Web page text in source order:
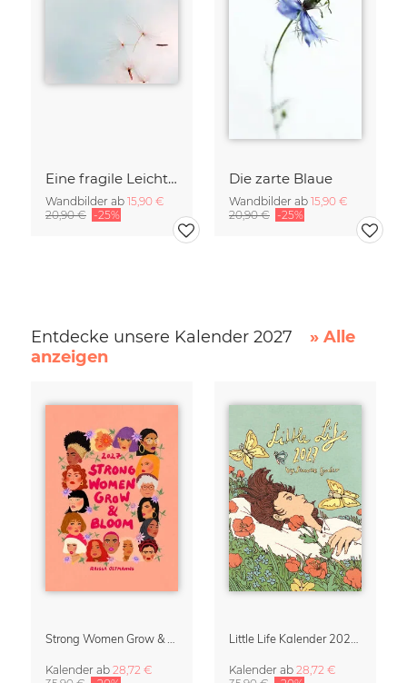
Eine fragile Leichtigkeit
Wandbilder ab 15,90 €
20,90 € -25%
Die zarte Blaue
Wandbilder ab 15,90 €
20,90 € -25%
Entdecke unsere Kalender 2027
» Alle
anzeigen
Kalender ab 28,72 €
Kalender ab 28,72 €